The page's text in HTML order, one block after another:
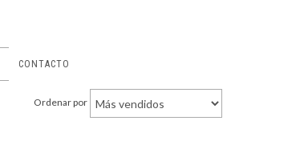
CONTACTO
Ordenar por